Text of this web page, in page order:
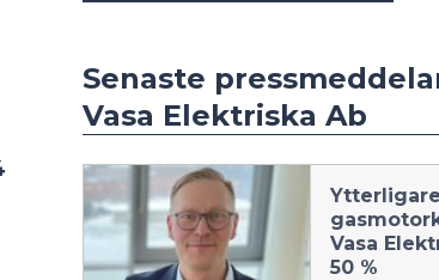
Senaste
Vasa Elektriska Ab
Vasa
50 %